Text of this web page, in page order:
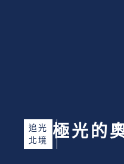
追光
北境
極光的